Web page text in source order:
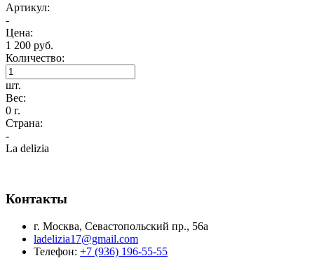
Артикул:
-
Цена:
1 200 руб.
Количество:
шт.
Вес:
0 г.
Страна:
-
La delizia
Контакты
г. Москва, Севастопольский пр., 56а
ladelizia17@gmail.com
Телефон: +7 (936) 196-55-55